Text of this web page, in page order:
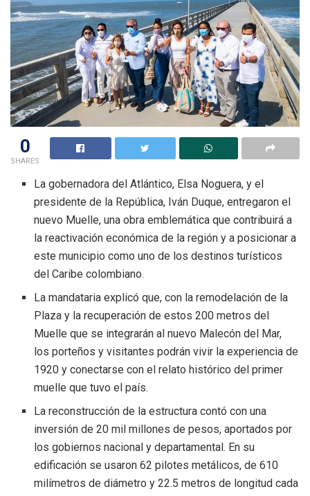
0
SHARES
La gobernadora del Atlántico, Elsa Noguera, y el
presidente de la República, Iván Duque, entregaron el
nuevo Muelle, una obra emblemática que contribuirá a
la reactivación económica de la región y a posicionar a
este municipio como uno de los destinos turísticos
del Caribe colombiano.
La mandataria explicó que, con la remodelación de la
Plaza y la recuperación de estos 200 metros del
Muelle que se integrarán al nuevo Malecón del Mar,
los porteños y visitantes podrán vivir la experiencia de
1920 y conectarse con el relato histórico del primer
muelle que tuvo el país.
La reconstrucción de la estructura contó con una
inversión de 20 mil millones de pesos, aportados por
los gobiernos nacional y departamental. En su
edificación se usaron 62 pilotes metálicos, de 610
milímetros de diámetro y 22.5 metros de longitud cada